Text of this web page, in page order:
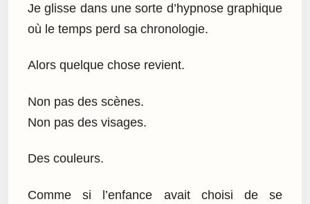
Je glisse dans une sorte d’hypnose graphique
où le temps perd sa chronologie.
Alors quelque chose revient.
Non pas des scènes.
Non pas des visages.
Des couleurs.
Comme si l’enfance avait choisi de se